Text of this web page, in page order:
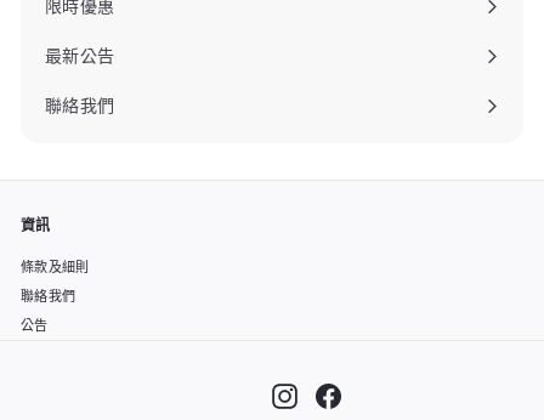
限時優惠
最新公告
聯絡我們
資訊
條款及細則
聯絡我們
公告
InstagramFacebook